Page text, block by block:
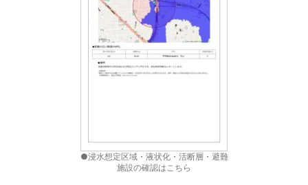
●浸水想定区域・液状化・活断層・避難
施設の確認はこちら